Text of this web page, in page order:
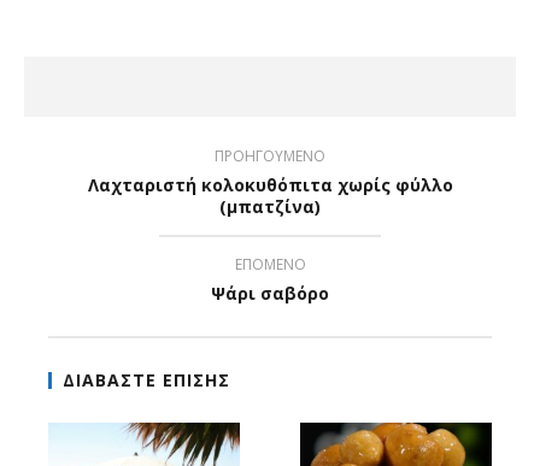
ΠΡΟΗΓΟΥΜΕΝΟ
Λαχταριστή κολοκυθόπιτα χωρίς φύλλο
(μπατζίνα)
ΕΠΟΜΕΝΟ
Ψάρι σαβόρο
ΔΙΑΒΑΣΤΕ ΕΠΙΣΗΣ